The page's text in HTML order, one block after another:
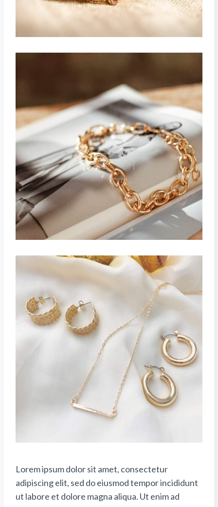
Lorem ipsum dolor sit amet, consectetur
adipiscing elit, sed do eiusmod tempor incididunt
ut labore et dolore magna aliqua. Ut enim ad